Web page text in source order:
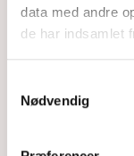
data med andre
de har indsamlet
Nødvendig